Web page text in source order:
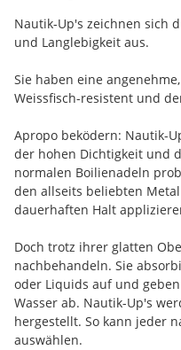
Nautik-Up's zeichnen sich
und Langlebigkeit aus.
Sie haben eine
Weissfisch-resistent und
Apropo beködern: Nautik-
der hohen Dichtigkeit und
normalen Boilienadeln
den allseits beliebten
dauerhaften Halt
Doch trotz ihrer glatten
nachbehandeln. Sie
oder Liquids auf und
Wasser ab. Nautik-Up's
hergestellt. So kann jeder
auswählen.